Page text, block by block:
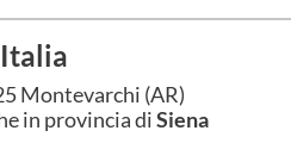
Montevarchi (AR)
in provincia diSiena